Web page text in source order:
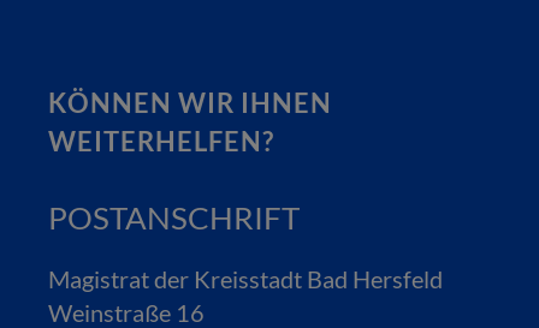
KÖNNEN WIR IHNEN
WEITERHELFEN?
POSTANSCHRIFT
Magistrat der Kreisstadt Bad Hersfeld
Weinstraße 16